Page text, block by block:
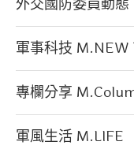
軍事科技 M.NEW
專欄分享
軍風生活 M.LIFE